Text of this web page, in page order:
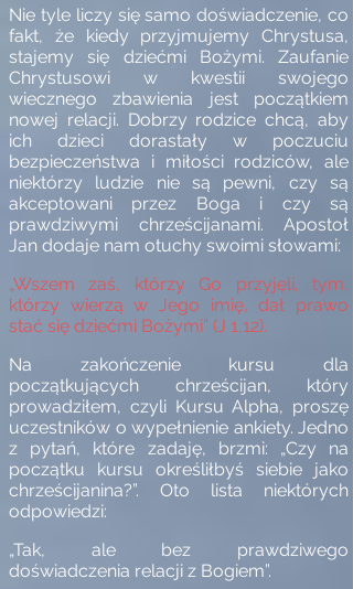
Nie tyle liczy się samo doświadczenie, co
fakt, że kiedy przyjmujemy Chrystusa,
stajemy się dziećmi Bożymi. Zaufanie
Chrystusowi w kwestii swojego
wiecznego zbawienia jest początkiem
nowej relacji. Dobrzy rodzice chcą, aby
ich dzieci dorastały w poczuciu
bezpieczeństwa i miłości rodziców, ale
niektórzy ludzie nie są pewni, czy są
akceptowani przez Boga i czy są
prawdziwymi chrześcijanami. Apostoł
Jan dodaje nam otuchy swoimi słowami:
„Wszem zaś, którzy Go przyjęli, tym,
którzy wierzą w Jego imię, dał prawo
stać się dziećmi Bożymi” (J 1,12).
Na zakończenie kursu dla
początkujących chrześcijan, który
prowadziłem, czyli Kursu Alpha, proszę
uczestników o wypełnienie ankiety. Jedno
z pytań, które zadaję, brzmi: „Czy na
początku kursu określiłbyś siebie jako
chrześcijanina?”. Oto lista niektórych
odpowiedzi:
„Tak, ale bez prawdziwego
doświadczenia relacji z Bogiem”.